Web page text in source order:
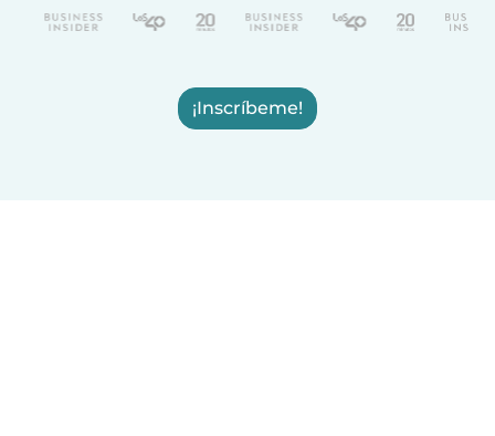
¡Inscríbeme!